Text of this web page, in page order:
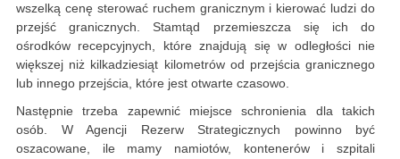
wszelką cenę sterować ruchem granicznym i kierować ludzi do
przejść granicznych. Stamtąd przemieszcza się ich do
ośrodków recepcyjnych, które znajdują się w odległości nie
większej niż kilkadziesiąt kilometrów od przejścia granicznego
lub innego przejścia, które jest otwarte czasowo.
Następnie trzeba zapewnić miejsce schronienia dla takich
osób. W Agencji Rezerw Strategicznych powinno być
oszacowane, ile mamy namiotów, kontenerów i szpitali